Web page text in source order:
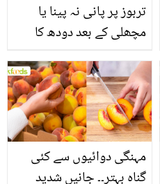
تربوز پر پانی نہ پینا یا
مچھلی کے بعد دودھ کا
سے متعلق غلط فہمیوں کی
حقیقت کیا ہے اور افواہ
کیا؟
مہنگی دوائیوں سے کئی
گناہ بہتر۔۔ جانیں شدید